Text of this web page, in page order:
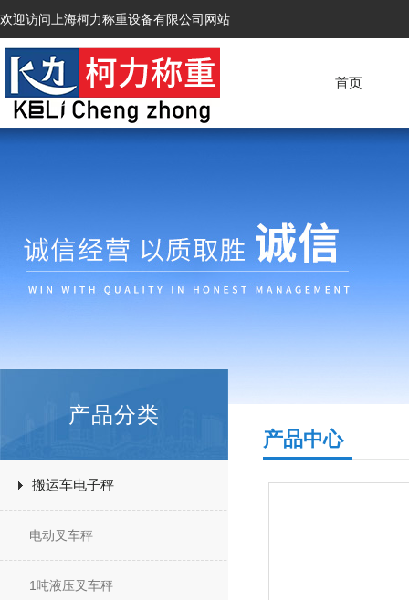
欢迎访问上海柯力称重设备有限公司网站
首页
产品分类
搬运车电子秤
电动叉车秤
1吨液压叉车秤
产品中心